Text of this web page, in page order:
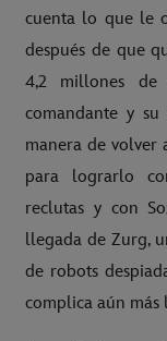
cuenta lo que le
después de que
4,2 millones
comandante y
manera de volver
para lograrlo
reclutas y con
llegada de Zurg,
de robots
complica aún más